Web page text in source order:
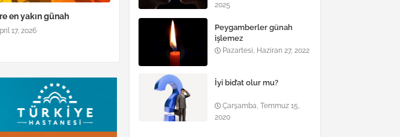
en yakın günah
17, 2026
2025
Peygamberler günah
işlemez
Pazartesi, Haziran 27, 2022
İyi bid’at olur mu?
Çarşamba, Temmuz 15,
2020